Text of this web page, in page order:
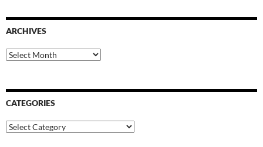
ARCHIVES
Archives
CATEGORIES
Categories